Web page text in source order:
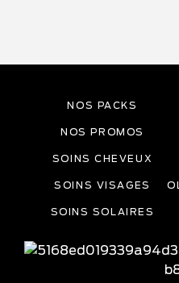
NOS PACKS
NOS PROMOS
SOINS CHEVEUX
SOINS VISAGES
SOINS SOLAIRES